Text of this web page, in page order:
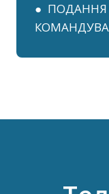
● ПОДАННЯ